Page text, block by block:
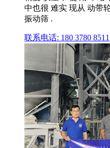
中也很 难实 现从 动带
振动筛 .
联系电话: 180 3780 8511